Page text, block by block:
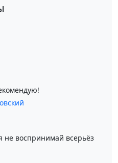
не воспринимай всерьёз